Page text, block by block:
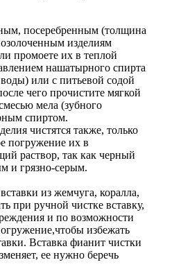
посеребренным (толщина
изделиям
промоете их в теплой
нашатырного спирта
или с питьевой содой
чего прочистите мягкой
мела (зубного
спиртом.
чистятся также, только
погружение их в
раствор, так как черный
и грязно-серым.
из жемчуга, коралла,
при ручной чистке вставку,
и по возможности
избежать
Вставка фианит чистки
ее нужно беречь